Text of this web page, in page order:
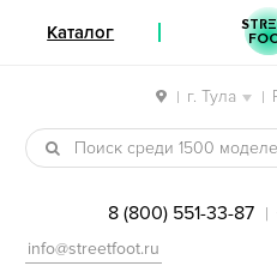
| г. Тула |
Перейти к навигации
Перейти к содержимому
8 (800) 551-33-87 |
info@streetfoot.ru
Каталог